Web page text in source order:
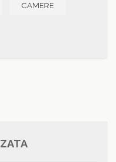
CAMERE